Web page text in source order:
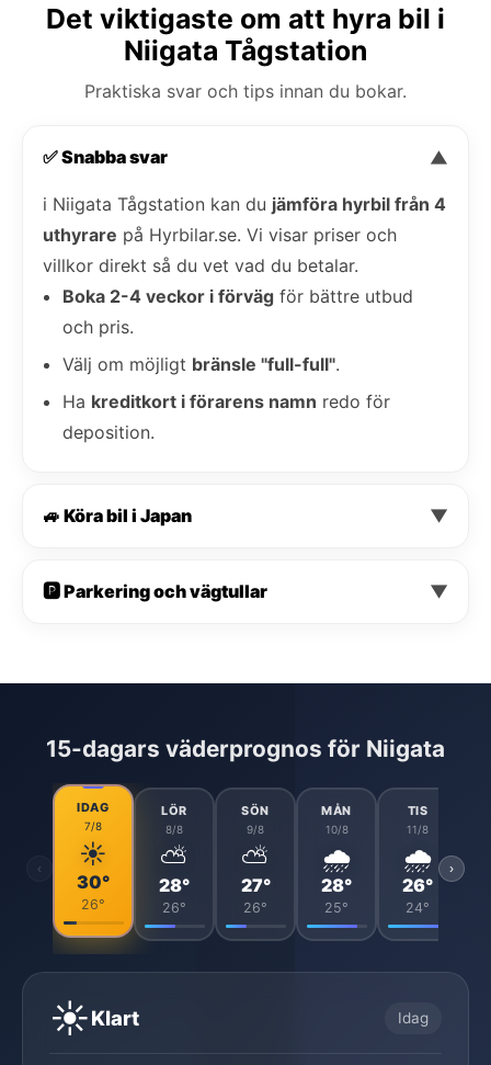
Det viktigaste om att hyra bil i
Niigata Tågstation
Praktiska svar och tips innan du bokar.
✅ Snabba svar ▼
i Niigata Tågstation kan du jämföra hyrbil från 4
uthyrare på Hyrbilar.se. Vi visar priser och
villkor direkt så du vet vad du betalar.
Boka 2-4 veckor i förväg för bättre utbud
och pris.
Välj om möjligt bränsle "full-full".
Ha kreditkort i förarens namn redo för
deposition.
🚙 Köra bil i Japan ▼
🅿️ Parkering och vägtullar ▼
15-dagars väderprognos för Niigata
‹
IDAG
7/8
☀️
30°
26°
LÖR
8/8
⛅
28°
26°
SÖN
9/8
⛅
27°
26°
MÅN
10/8
🌧️
28°
25°
TIS
11/8
🌧️
26°
24°
›
☀️Klart Idag